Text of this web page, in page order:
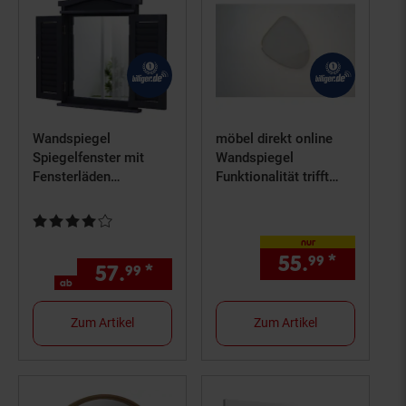
Wandspiegel
Spiegelfenster mit
Fensterläden
dunkelgrau
Kundenbewertung: 4 von 5 Sternen
ab 57.99 * € Sternchen
Zum Artikel
möbel direkt online
Wandspiegel
Funktionalität trifft
nur
55.99 *
Zum Artikel